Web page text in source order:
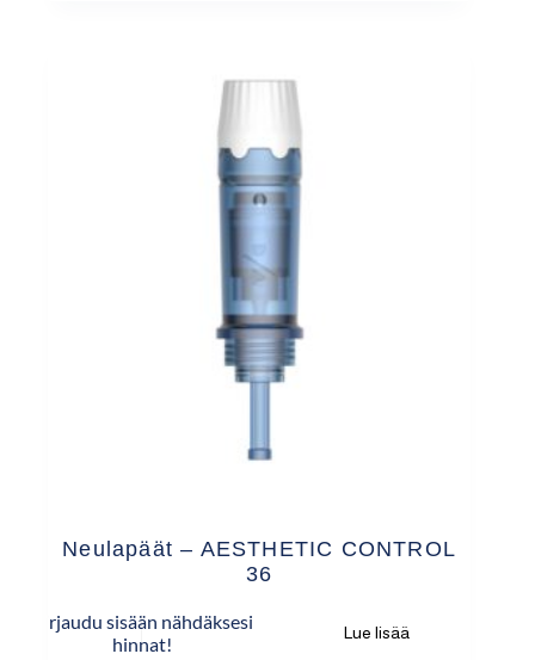
Neulapäät – AESTHETIC CONTROL
36
Kirjaudu sisään nähdäksesi
hinnat!
Lue lisää